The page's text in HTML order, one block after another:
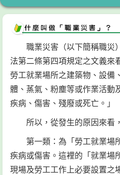
職業災害（以下簡稱職災
法第二條第四項規定之文義來
勞工就業場所之建築物、設備
體、蒸氣、粉塵等或作業活動
疾病、傷害、殘廢或死亡。」
所以，從發生的原因來看
第一類：為「勞工就業場
疾病或傷害。這裡的「就業場
現場及勞工工作上必要設置之